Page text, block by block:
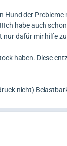
Hund der Probleme
habe auch
nur dafür mir hilfe
haben. Diese
nicht)